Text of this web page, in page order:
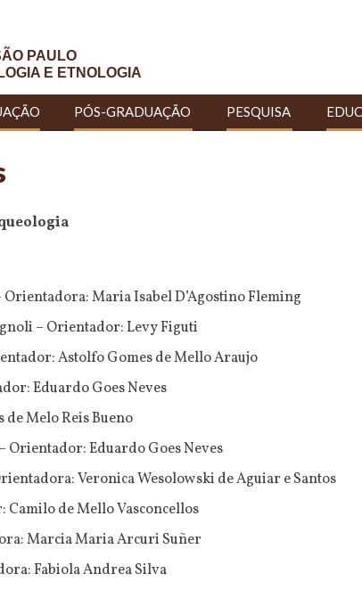
PAULO
E ETNOLOGIA
PÓS-GRADUAÇÃO PESQUISA
Maria Isabel D’Agostino Fleming
– Orientador: Levy Figuti
Astolfo Gomes de Mello Araujo
Eduardo Goes Neves
Melo Reis Bueno
Orientador: Eduardo Goes Neves
Veronica Wesolowski de Aguiar e Santos
de Mello Vasconcellos
Marcia Maria Arcuri Suñer
Fabiola Andrea Silva